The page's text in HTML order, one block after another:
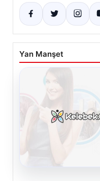
Yan Manşet